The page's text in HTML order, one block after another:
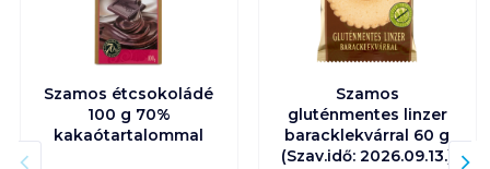
Szamos étcsokoládé
100 g 70%
kakaótartalommal
Szamos
gluténmentes linzer
baracklekvárral 60 g
(Szav.idő: 2026.09.13.)